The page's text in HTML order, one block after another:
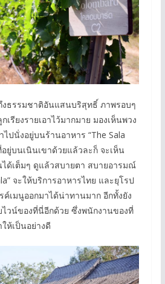
งธรรมชาติอันแสนบริสุทธิ์ ภาพรอบๆ
รียงรายเอาไว้มากมาย มองเห็นพวง
ไปนั่งอยู่บนร้านอาหาร “The Sala
ยู่บนเนินเขาด้วยแล้วละก็ จะเห็น
ด้เต็มๆ ดูแล้วสบายตา สบายอารมณ์
จะให้บริการอาหารไทย และยุโรป
ค์เมนูออกมาได้น่าทานมาก อีกทั้งยัง
ไวน์ของที่นี่อีกด้วย ซึ่งพนักงานของที่
ห้เป็นอย่างดี